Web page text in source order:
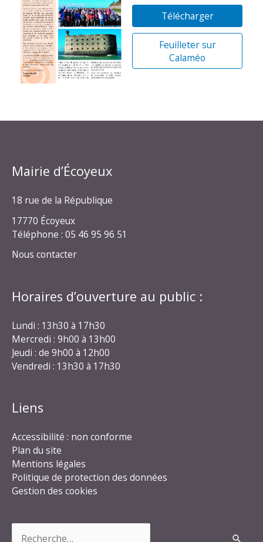
Télécharger
Feuilleter sur
Calaméo
Mairie d’Écoyeux
18 rue de la République
17770 Écoyeux
Téléphone : 05 46 95 96 51
Nous contacter
Horaires d’ouverture au public :
Lundi : 13h30 à 17h30
Mercredi : 9h00 à 13h00
Jeudi : de 9h00 à 12h00
Vendredi : 13h30 à 17h30
Liens
Accessibilité : non conforme
Plan du site
Mentions légales
Politique de protection des données
Gestion des cookies